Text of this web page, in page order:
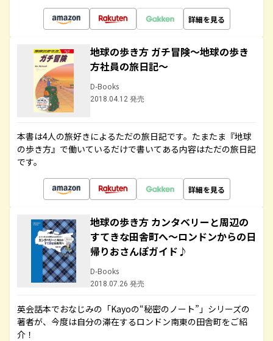
詳細を見る
地球の歩き方 ガチ冒険～地球の歩き
方社員の旅日記～
D-Books
2018.04.12 発売
本書は4人の旅好きによるただの旅日記です。たまたま『地球
の歩き方』で働いているだけで書いてある内容はただの旅日記
です。
詳細を見る
地球の歩き方 カンタベリーと周辺の
すてきな田舎町へ～ロンドンからの日
帰りおさんぽガイド♪
D-Books
2018.07.26 発売
英会話本でおなじみの「Kayoの“秘密のノート”」シリーズの
著者が、今度は自分の滞在するロンドン南東の田舎町をご紹
介！